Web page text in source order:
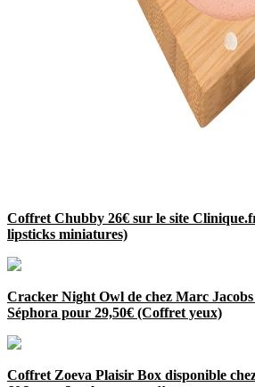
Coffret Chubby 26€ sur le site
lipsticks miniatures)
Cracker Night Owl de chez Marc
Séphora pour 29,50€ (Coffret yeux)
Coffret Zoeva Plaisir Box disponible